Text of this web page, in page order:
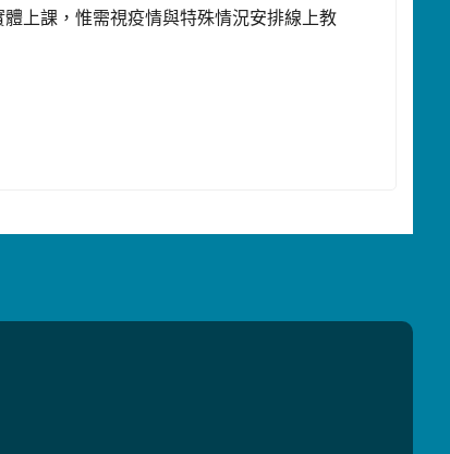
上課，惟需視疫情與特殊情況安排線上教